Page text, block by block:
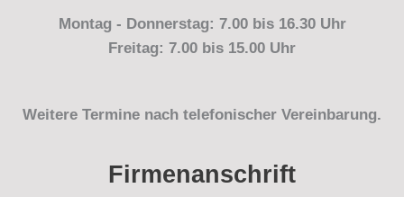
Montag - Donnerstag: 7.00 bis 16.30 Uhr
Freitag: 7.00 bis 15.00 Uhr
Weitere Termine nach telefonischer Vereinbarung.
Firmenanschrift